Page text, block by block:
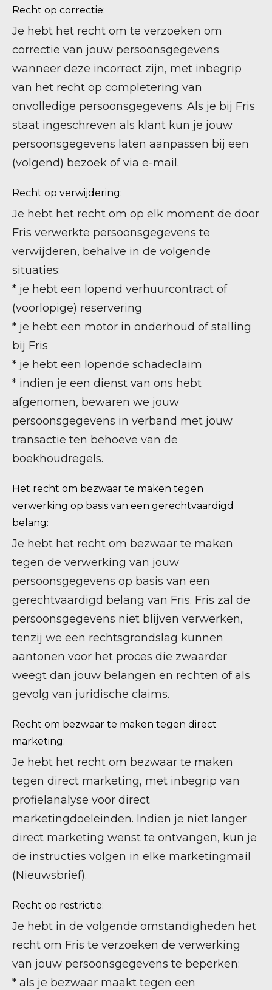
Recht op correctie:
Je hebt het recht om te verzoeken om
correctie van jouw persoonsgegevens
wanneer deze incorrect zijn, met inbegrip
van het recht op completering van
onvolledige persoonsgegevens. Als je bij Fris
staat ingeschreven als klant kun je jouw
persoonsgegevens laten aanpassen bij een
(volgend) bezoek of via e-mail.
Recht op verwijdering:
Je hebt het recht om op elk moment de door
Fris verwerkte persoonsgegevens te
verwijderen, behalve in de volgende
situaties:
* je hebt een lopend verhuurcontract of
(voorlopige) reservering
* je hebt een motor in onderhoud of stalling
bij Fris
* je hebt een lopende schadeclaim
* indien je een dienst van ons hebt
afgenomen, bewaren we jouw
persoonsgegevens in verband met jouw
transactie ten behoeve van de
boekhoudregels.
Het recht om bezwaar te maken tegen
verwerking op basis van een gerechtvaardigd
belang:
Je hebt het recht om bezwaar te maken
tegen de verwerking van jouw
persoonsgegevens op basis van een
gerechtvaardigd belang van Fris. Fris zal de
persoonsgegevens niet blijven verwerken,
tenzij we een rechtsgrondslag kunnen
aantonen voor het proces die zwaarder
weegt dan jouw belangen en rechten of als
gevolg van juridische claims.
Recht om bezwaar te maken tegen direct
marketing:
Je hebt het recht om bezwaar te maken
tegen direct marketing, met inbegrip van
profielanalyse voor direct
marketingdoeleinden. Indien je niet langer
direct marketing wenst te ontvangen, kun je
de instructies volgen in elke marketingmail
(Nieuwsbrief).
Recht op restrictie:
Je hebt in de volgende omstandigheden het
recht om Fris te verzoeken de verwerking
van jouw persoonsgegevens te beperken:
* als je bezwaar maakt tegen een